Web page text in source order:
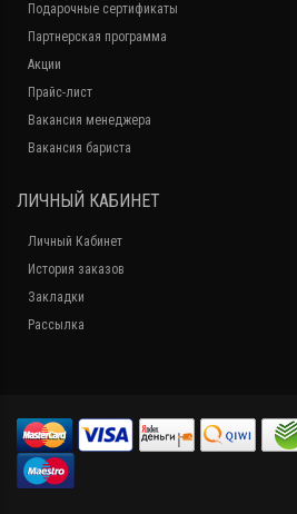
Подарочные сертификаты
Партнерская программа
Акции
Прайс-лист
Вакансия менеджера
Вакансия бариста
ЛИЧНЫЙ КАБИНЕТ
Личный Кабинет
История заказов
Закладки
Рассылка